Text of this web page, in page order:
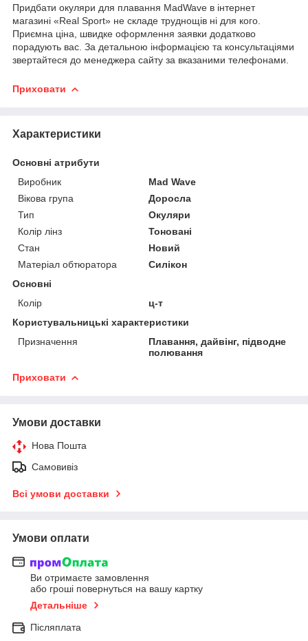
Придбати окуляри для плавання MadWave в інтернет
магазині «Real Sport» не складе труднощів ні для кого.
Приємна ціна, швидке оформлення заявки додатково
порадують вас. За детальною інформацією та консультаціями
звертайтеся до менеджера сайту за вказаними телефонами.
Приховати
Характеристики
Основні атрибути
Виробник
Mad Wave
Вікова група
Доросла
Тип
Окуляри
Колір лінз
Тоновані
Стан
Новий
Матеріал обтюратора
Силікон
Основні
Колір
ц-т
Користувальницькі характеристики
Призначення
Плавання, дайвінг, підводне
полювання
Приховати
Умови доставки
Нова Пошта
Самовивіз
Всі умови доставки
Умови оплати
Ви отримаєте замовлення
або гроші повернуться на вашу картку
Детальніше
Післяплата